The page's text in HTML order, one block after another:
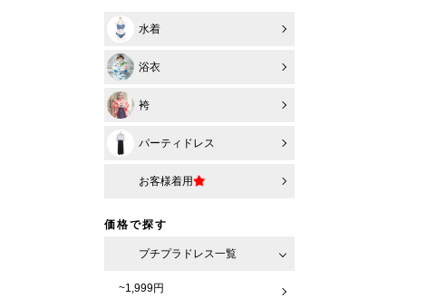
水着
浴衣
袴
パーティドレス
お客様着用
価格で探す
プチプラドレス一覧
~1,999円